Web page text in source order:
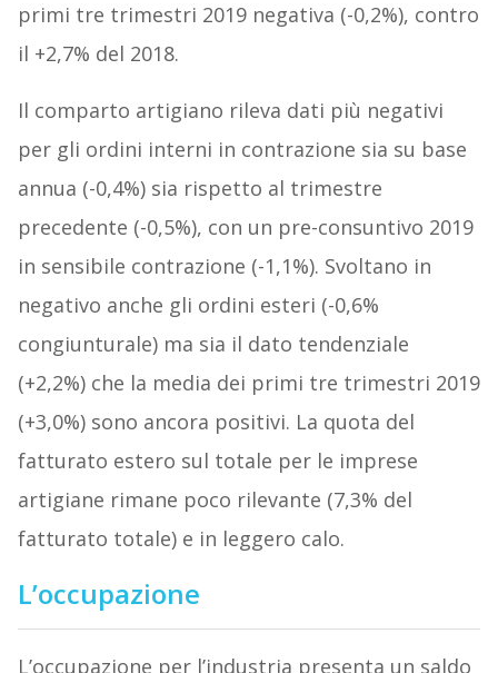
primi tre trimestri 2019 negativa (-0,2%), contro
il +2,7% del 2018.
Il comparto artigiano rileva dati più negativi
per gli ordini interni in contrazione sia su base
annua (-0,4%) sia rispetto al trimestre
precedente (-0,5%), con un pre-consuntivo 2019
in sensibile contrazione (-1,1%). Svoltano in
negativo anche gli ordini esteri (-0,6%
congiunturale) ma sia il dato tendenziale
(+2,2%) che la media dei primi tre trimestri 2019
(+3,0%) sono ancora positivi. La quota del
fatturato estero sul totale per le imprese
artigiane rimane poco rilevante (7,3% del
fatturato totale) e in leggero calo.
L’occupazione
L’occupazione per l’industria presenta un saldo